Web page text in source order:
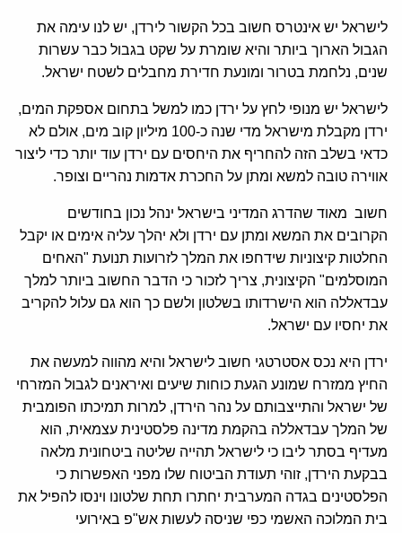
לישראל יש אינטרס חשוב בכל הקשור לירדן, יש לנו עימה את
הגבול הארוך ביותר והיא שומרת על שקט בגבול כבר עשרות
שנים, נלחמת בטרור ומונעת חדירת מחבלים לשטח ישראל.
לישראל יש מנופי לחץ על ירדן כמו למשל בתחום אספקת המים,
ירדן מקבלת מישראל מדי שנה כ-100 מיליון קוב מים, אולם לא
כדאי בשלב הזה להחריף את היחסים עם ירדן עוד יותר כדי ליצור
אווירה טובה למשא ומתן על החכרת אדמות נהריים וצופר.
חשוב מאוד שהדרג המדיני בישראל ינהל נכון בחודשים
הקרובים את המשא ומתן עם ירדן ולא יהלך עליה אימים או יקבל
החלטות קיצוניות שידחפו את המלך לזרועות תנועת "האחים
המוסלמים" הקיצונית, צריך לזכור כי הדבר החשוב ביותר למלך
עבדאללה הוא הישרדותו בשלטון ולשם כך הוא גם עלול להקריב
את יחסיו עם ישראל.
ירדן היא נכס אסטרטגי חשוב לישראל והיא מהווה למעשה את
החיץ ממזרח שמונע הגעת כוחות שיעים ואיראנים לגבול המזרחי
של ישראל והתייצבותם על נהר הירדן, למרות תמיכתו הפומבית
של המלך עבדאללה בהקמת מדינה פלסטינית עצמאית, הוא
מעדיף בסתר ליבו כי לישראל תהייה שליטה ביטחונית מלאה
בבקעת הירדן, זוהי תעודת הביטוח שלו מפני האפשרות כי
הפלסטינים בגדה המערבית יחתרו תחת שלטונו וינסו להפיל את
בית המלוכה האשמי כפי שניסה לעשות אש"פ באירועי